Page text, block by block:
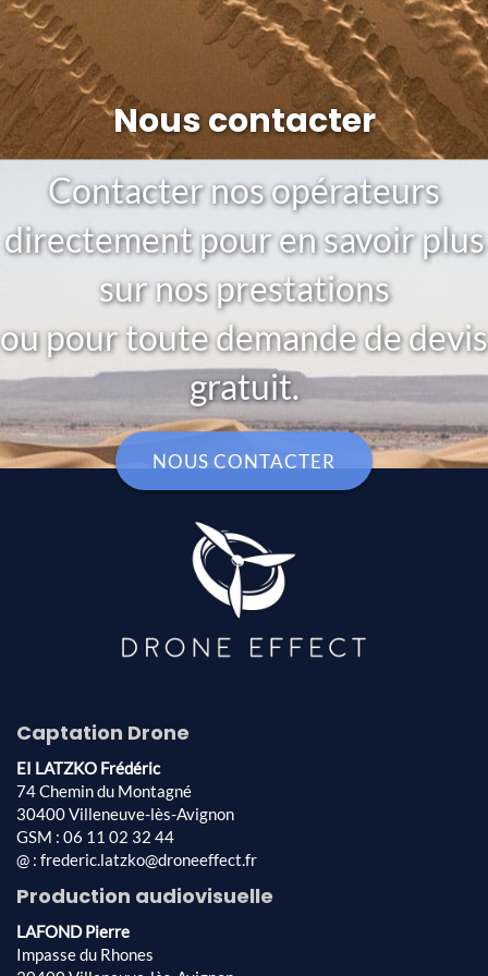
Nous contacter
Contacter nos opérateurs
directement pour en savoir plus
sur nos prestations
ou pour toute demande de devis
gratuit.
NOUS CONTACTER
Captation Drone
EI LATZKO Frédéric
74 Chemin du Montagné
30400 Villeneuve-lès-Avignon
GSM : 06 11 02 32 44
@ : frederic.latzko@droneeffect.fr
Production audiovisuelle
LAFOND Pierre
Impasse du Rhones